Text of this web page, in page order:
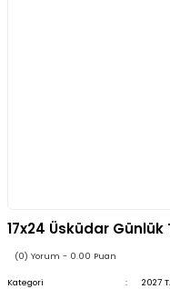
17x24 Üsküdar Günlük
(0) Yorum - 0.00 Puan
Kategori
2027